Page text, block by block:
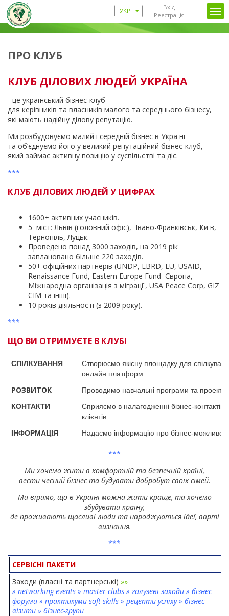
Вхід
Реєстрація
УКР
ПРО КЛУБ
КЛУБ ДІЛОВИХ ЛЮДЕЙ УКРАЇНА
- це український бізнес-клуб
для керівників та власників малого та середнього бізнесу,
які мають надійну ділову репутацію.
Ми розбудовуємо малий і середній бізнес в Україні
та об’єднуємо його у великий репутаційний бізнес-клуб,
який займає активну позицію у суспільстві та діє.
***
КЛУБ ДІЛОВИХ ЛЮДЕЙ У ЦИФРАХ
1600+ активних учасників.
5 міст: Львів (головний офіс), Івано-Франківськ, Київ,
Тернопіль, Луцьк.
Проведено понад 3000 заходів, на 2019 рік
заплановано більше 220 заходів.
50+ офіційних партнерів (UNDP, EBRD, EU, USAID,
Renaissance Fund, Eastern Europe Fund Європа,
Міжнародна організація з міграції, USA Peace Corp, GIZ
СІМ та інші).
10 років діяльності (з 2009 року).
***
ЩО ВИ ОТРИМУЄТЕ В КЛУБІ
СПІЛКУВАННЯ
Створюємо якісну площадку для
онлайн платформ.
РОЗВИТОК
Проводимо навчальні програми та
КОНТАКТИ
Сприяємо в налагодженні бізнес-
клієнтів.
ІНФОРМАЦІЯ
Надаємо інформацію про бізнес-
***
Ми хочемо жити в комфортній та безпечній країні,
вести чесний бізнес та будувати добробут своїх сімей.
Ми віримо, що в Україні можна жити краще, та хочемо
збудувати країну,
де проживають щасливі люди та народжуються ідеї, варті
визнання.
***
СЕРВІСНІ ПАКЕТИ
Заходи (власні та партнерські) »»
» networking events » master clubs » галузеві заходи » бізнес-
форуми » практикуми soft skills » рецепти успіху » бізнес-
візити » бізнес-групи